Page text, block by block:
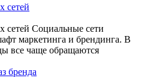
сетей
сетей Социальные сети
маркетинга и брендинга. В
все чаще обращаются
бренда